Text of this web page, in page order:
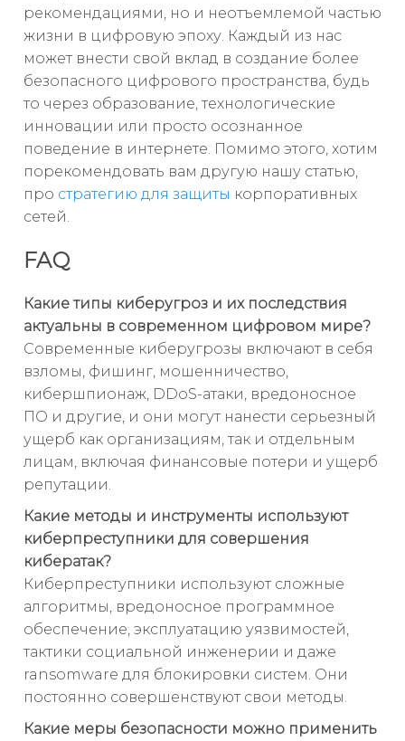
рекомендациями, но и неотъемлемой частью
жизни в цифровую эпоху. Каждый из нас
может внести свой вклад в создание более
безопасного цифрового пространства, будь
то через образование, технологические
инновации или просто осознанное
поведение в интернете. Помимо этого, хотим
порекомендовать вам другую нашу статью,
про стратегию для защиты корпоративных
сетей.
FAQ
Какие типы киберугроз и их последствия
актуальны в современном цифровом мире?
Современные киберугрозы включают в себя
взломы, фишинг, мошенничество,
кибершпионаж, DDoS-атаки, вредоносное
ПО и другие, и они могут нанести серьезный
ущерб как организациям, так и отдельным
лицам, включая финансовые потери и ущерб
репутации.
Какие методы и инструменты используют
киберпреступники для совершения
кибератак?
Киберпреступники используют сложные
алгоритмы, вредоносное программное
обеспечение, эксплуатацию уязвимостей,
тактики социальной инженерии и даже
ransomware для блокировки систем. Они
постоянно совершенствуют свои методы.
Какие меры безопасности можно применить